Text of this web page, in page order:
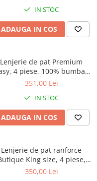
IN STOC
ADAUGA IN COS
Lenjerie de pat Premium
4 piese, 100% bumbac,
model uni cu dungi fine si
351,00 Lei
IN STOC
ADAUGA IN COS
Lenjerie de pat ranforce
King size, 4 piese,
100% bumbac ranforce,
350,00 Lei